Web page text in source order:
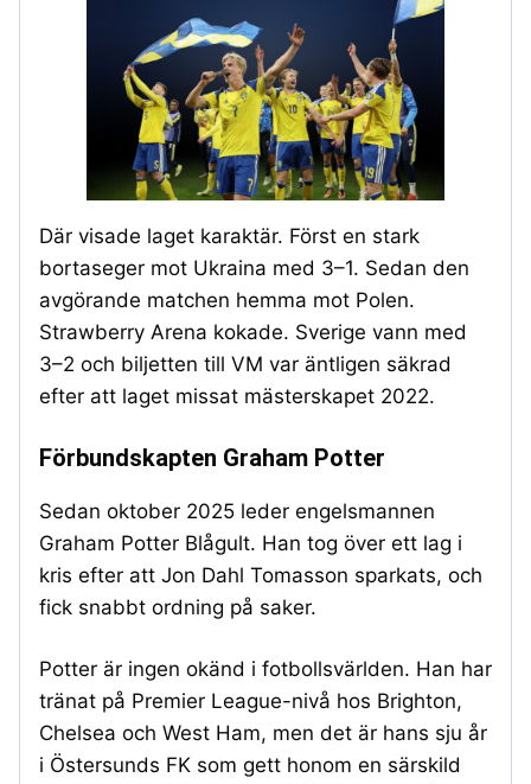
Där visade laget karaktär. Först en stark
bortaseger mot Ukraina med 3–1. Sedan den
avgörande matchen hemma mot Polen.
Strawberry Arena kokade. Sverige vann med
3–2 och biljetten till VM var äntligen säkrad
efter att laget missat mästerskapet 2022.
Förbundskapten Graham Potter
Sedan oktober 2025 leder engelsmannen
Graham Potter Blågult. Han tog över ett lag i
kris efter att Jon Dahl Tomasson sparkats, och
fick snabbt ordning på saker.
Potter är ingen okänd i fotbollsvärlden. Han har
tränat på Premier League-nivå hos Brighton,
Chelsea och West Ham, men det är hans sju år
i Östersunds FK som gett honom en särskild